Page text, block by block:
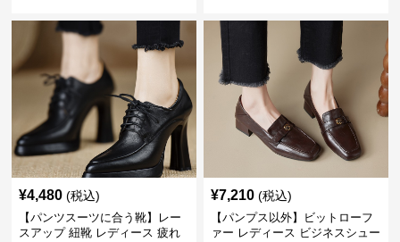
ーツ スクエアトゥ 歩きやすい
ジュアル パンプス以外
¥4,480 (税込)
【パンツスーツに合う靴】レー
スアップ 紐靴 レディース 疲れ
¥7,210 (税込)
【パンプス以外】ビットローフ
ァー レディース ビジネスシュー